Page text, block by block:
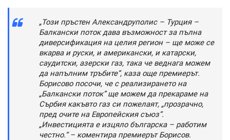
„Този пръстен Александруполис – Турция –
Балкански поток дава възможност за пълна
диверсификация на целия регион – ще може се
вкарва и руски, и американски, и катарски,
саудитски, азерски газ, така че веднага можем
да напълним тръбите”, каза още премиерът.
Борисово посочи, че с реализирането на
„Балкански поток” ще можем да прекараме на
Сърбия какъвто газ си пожелаят, „прозрачно,
пред очите на Европейския съюз”.
„Инвестицията е изцяло българска – работим
честно.“ – коментира премиерът Борисов.